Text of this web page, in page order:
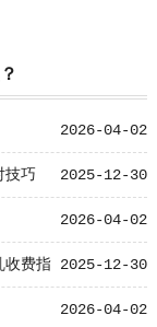
2026-04-02
2025-12-30
技巧
2026-04-02
2025-12-30
收费指
2026-04-02